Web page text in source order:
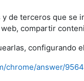
de terceros que
compartir
configurando
chrome/answer/